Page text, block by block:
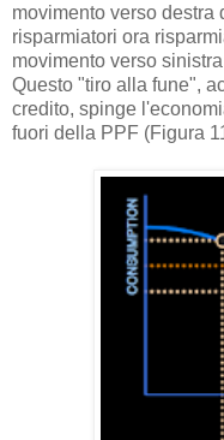
movimento verso destra
risparmiatori ora
movimento verso
Questo "tiro alla fune",
credito, spinge
fuori della PPF (Figura